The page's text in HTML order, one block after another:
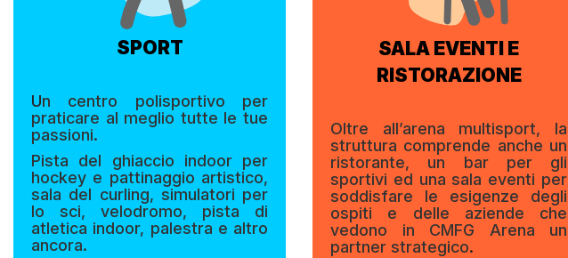
SPORT
Un centro polisportivo per
praticare al meglio tutte le tue
passioni.
Pista del ghiaccio indoor per
hockey e pattinaggio artistico,
sala del curling, simulatori per
lo sci, velodromo, pista di
atletica indoor, palestra e altro
ancora.
SALA EVENTI E
RISTORAZIONE
Oltre all’arena multisport, la
struttura comprende anche un
ristorante, un bar per gli
sportivi ed una sala eventi per
soddisfare le esigenze degli
ospiti e delle aziende che
vedono in CMFG Arena un
partner strategico.